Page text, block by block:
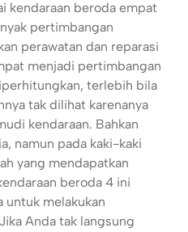
kendaraan beroda empat
pertimbangan
perawatan dan reparasi
menjadi pertimbangan
terlebih bila
tak dilihat karenanya
kendaraan. Bahkan
namun pada kaki-kaki
yang mendapatkan
beroda 4 ini
untuk melakukan
Anda tak langsung